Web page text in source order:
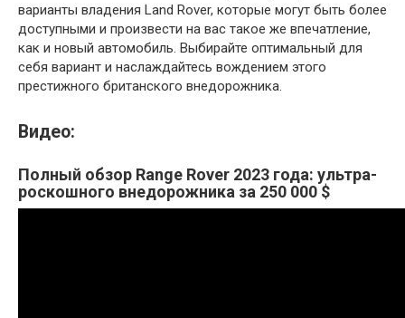
варианты владения Land Rover, которые могут быть более
доступными и произвести на вас такое же впечатление,
как и новый автомобиль. Выбирайте оптимальный для
себя вариант и наслаждайтесь вождением этого
престижного британского внедорожника.
Видео:
Полный обзор Range Rover 2023 года: ультра-
роскошного внедорожника за 250 000 $